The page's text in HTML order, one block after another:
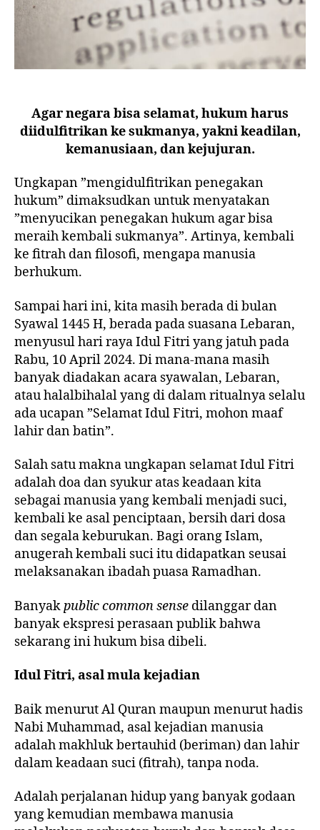
Agar negara bisa selamat, hukum harus
diidulfitrikan ke sukmanya, yakni keadilan,
kemanusiaan, dan kejujuran.
Ungkapan ”mengidulfitrikan penegakan
hukum” dimaksudkan untuk menyatakan
”menyucikan penegakan hukum agar bisa
meraih kembali sukmanya”. Artinya, kembali
ke fitrah dan filosofi, mengapa manusia
berhukum.
Sampai hari ini, kita masih berada di bulan
Syawal 1445 H, berada pada suasana Lebaran,
menyusul hari raya Idul Fitri yang jatuh pada
Rabu, 10 April 2024. Di mana-mana masih
banyak diadakan acara syawalan, Lebaran,
atau halalbihalal yang di dalam ritualnya selalu
ada ucapan ”Selamat Idul Fitri, mohon maaf
lahir dan batin”.
Salah satu makna ungkapan selamat Idul Fitri
adalah doa dan syukur atas keadaan kita
sebagai manusia yang kembali menjadi suci,
kembali ke asal penciptaan, bersih dari dosa
dan segala keburukan. Bagi orang Islam,
anugerah kembali suci itu didapatkan seusai
melaksanakan ibadah puasa Ramadhan.
Banyakpublic common sense dilanggar dan
banyak ekspresi perasaan publik bahwa
sekarang ini hukum bisa dibeli.
Idul Fitri, asal mula kejadian
Baik menurut Al Quran maupun menurut hadis
Nabi Muhammad, asal kejadian manusia
adalah makhluk bertauhid (beriman) dan lahir
dalam keadaan suci (fitrah), tanpa noda.
Adalah perjalanan hidup yang banyak godaan
yang kemudian membawa manusia